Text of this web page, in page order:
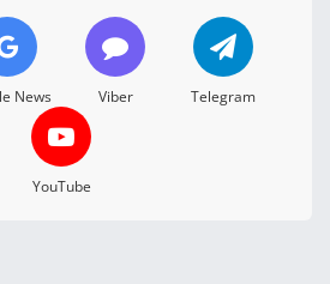
News Viber Telegram
YouTube